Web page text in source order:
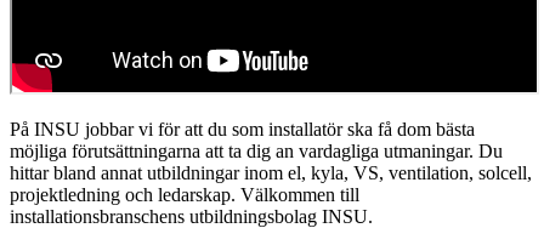
På INSU jobbar vi för att du som installatör ska få dom bästa
möjliga förutsättningarna att ta dig an vardagliga utmaningar. Du
hittar bland annat utbildningar inom el, kyla, VS, ventilation, solcell,
projektledning och ledarskap. Välkommen till
installationsbranschens utbildningsbolag INSU.